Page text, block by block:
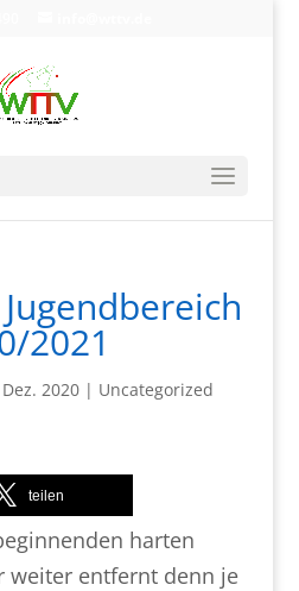
2021
2020| Uncategorized
teilen
harten
weiter entfernt denn je